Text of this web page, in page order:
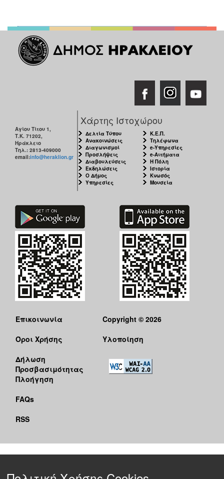
Αγίου Τίτου 1,
Τ.Κ. 71202,
Ηράκλειο
Τηλ.: 2813-409000
email:info@heraklion.gr
Χάρτης Ιστοχώρου
Δελτία Τύπου
Ανακοινώσεις
Διαγωνισμοί
Προσλήψεις
Διαβουλεύσεις
Εκδηλώσεις
Ο Δήμος
Υπηρεσίες
Κ.Ε.Π.
Τηλέφωνα
e-Υπηρεσίες
e-Αιτήματα
Η Πόλη
Ιστορία
Κνωσός
Μουσεία
Επικοινωνία
Όροι Χρήσης
Δήλωση
Προσβασιμότητας
Πλοήγηση
FAQs
RSS
Copyright © 2026
Υλοποίηση